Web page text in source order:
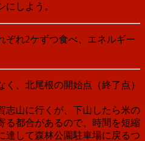
にしよう。
ぞれ2ケずつ食べ、エネルギー
、北尾根の開始点（終了点）
志山に行くが、下山したら米の
る都合があるので、時間を短縮
達して森林公園駐車場に戻るつ